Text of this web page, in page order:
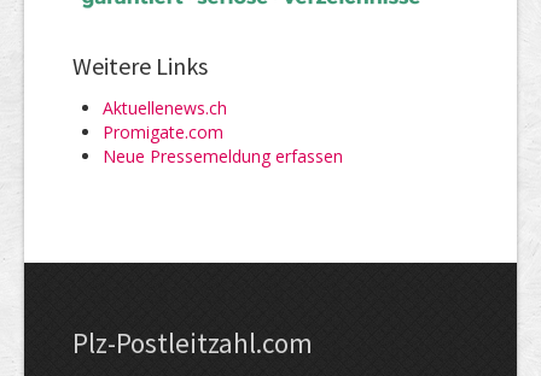
Weitere Links
Aktuellenews.ch
Promigate.com
Neue Pressemeldung erfassen
Plz-Postleitzahl.com